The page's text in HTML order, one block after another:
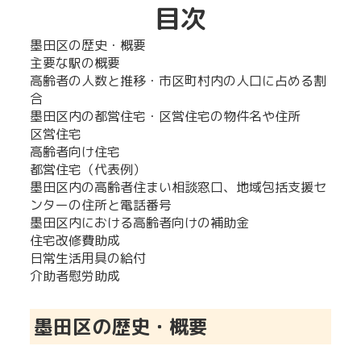
目次
墨田区の歴史・概要
主要な駅の概要
高齢者の人数と推移・市区町村内の人口に占める割
合
墨田区内の都営住宅・区営住宅の物件名や住所
区営住宅
高齢者向け住宅
都営住宅（代表例）
墨田区内の高齢者住まい相談窓口、地域包括支援セ
ンターの住所と電話番号
墨田区内における高齢者向けの補助金
住宅改修費助成
日常生活用具の給付
介助者慰労助成
墨田区の歴史・概要